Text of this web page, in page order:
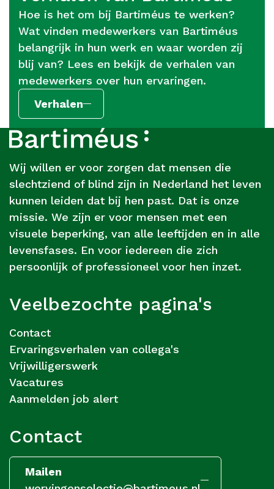
Hoe is het om bij Bartiméus te werken?
Wat vinden medewerkers van Bartiméus
belangrijk in hun werk en waar worden zij
blij van? Lees en bekijk de verhalen van
medewerkers over hun ervaringen.
Verhalen
Footer
Over
Bartiméus
Wij willen er voor zorgen dat mensen die
slechtziend of blind zijn in Nederland het leven
kunnen leiden dat bij hen past. Dat is onze
missie. We zijn er voor mensen met een
visuele beperking, van alle leeftijden en in alle
levensfases. En voor iedereen die zich
persoonlijk of professioneel voor hen inzet.
Veelbezochte pagina's
Contact
Ervaringsverhalen van collega's
Vrijwilligerswerk
Vacatures
Aanmelden job alert
Contact
Mailen